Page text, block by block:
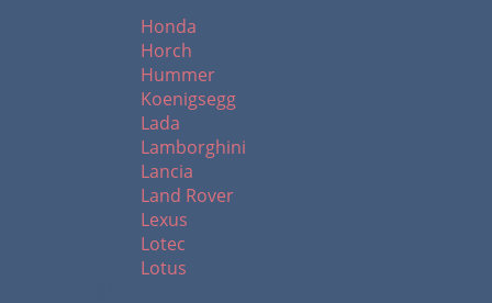
Honda
Horch
Hummer
Koenigsegg
Lada
Lamborghini
Lancia
Land Rover
Lexus
Lotec
Lotus